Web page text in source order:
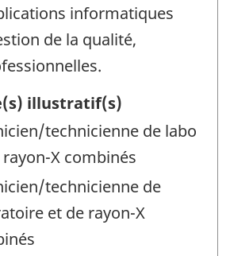
informatiques
de la qualité,
illustratif(s)
technicienne de labo
X combinés
technicienne de
et de rayon-X